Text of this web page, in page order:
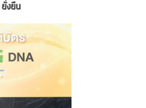
ยั่งยืน